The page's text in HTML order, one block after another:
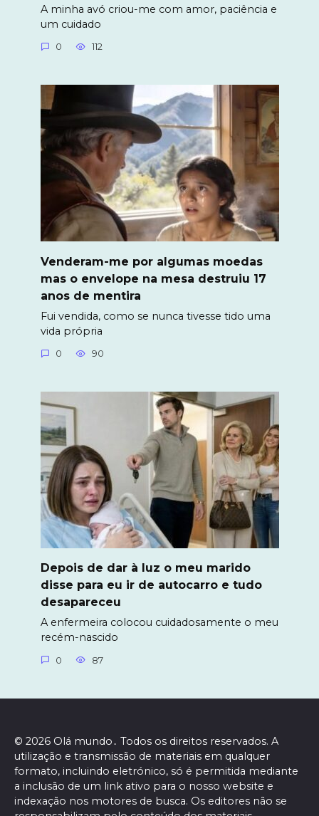
A minha avó criou-me com amor, paciência e
um cuidado
0 112
Venderam-me por algumas moedas
mas o envelope na mesa destruiu 17
anos de mentira
Fui vendida, como se nunca tivesse tido uma
vida própria
0 90
Depois de dar à luz o meu marido
disse para eu ir de autocarro e tudo
desapareceu
A enfermeira colocou cuidadosamente o meu
recém-nascido
0 87
© 2026 Olá mundo․ Todos os direitos reservados. A
utilização e transmissão de materiais em qualquer
formato, incluindo eletrónico, só é permitida mediante
a inclusão de um link ativo para o nosso website e
indexação nos motores de busca. Os editores não se